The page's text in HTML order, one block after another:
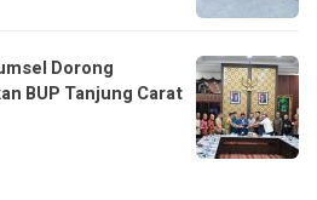
Dorong
BUP Tanjung Carat